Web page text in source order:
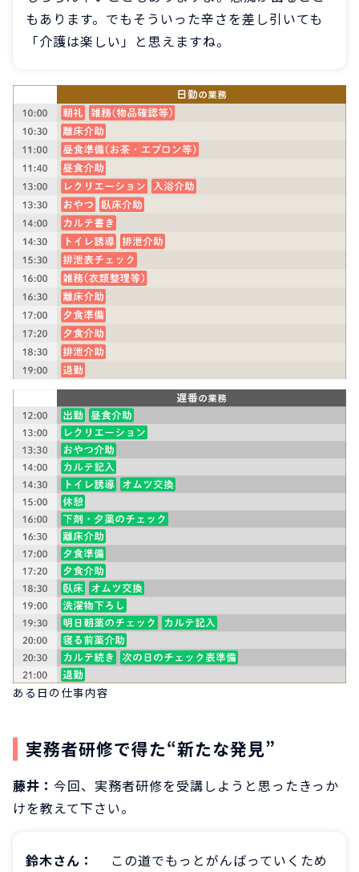
もあります。でもそういった辛さを差し引いても
「介護は楽しい」と思えますね。
ある日の仕事内容
実務者研修で得た“新たな発見”
藤井： 今回、実務者研修を受講しようと思ったきっか
けを教えて下さい。
鈴木さん：
この道でもっとがんばっていくため